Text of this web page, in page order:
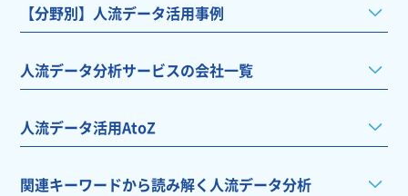
【分野別】人流データ活用事例
人流データ分析サービスの会社一覧
人流データ活用AtoZ
関連キーワードから読み解く人流データ分析